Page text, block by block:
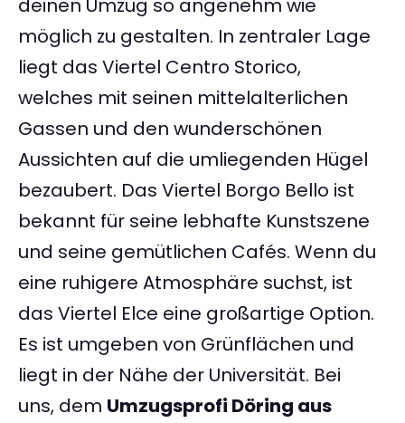
deinen Umzug so angenehm wie
möglich zu gestalten. In zentraler Lage
liegt das Viertel Centro Storico,
welches mit seinen mittelalterlichen
Gassen und den wunderschönen
Aussichten auf die umliegenden Hügel
bezaubert. Das Viertel Borgo Bello ist
bekannt für seine lebhafte Kunstszene
und seine gemütlichen Cafés. Wenn du
eine ruhigere Atmosphäre suchst, ist
das Viertel Elce eine großartige Option.
Es ist umgeben von Grünflächen und
liegt in der Nähe der Universität. Bei
uns, dem Umzugsprofi Döring aus